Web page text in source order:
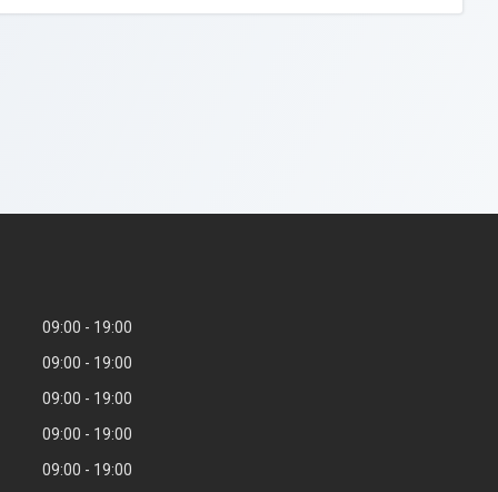
09:00
19:00
09:00
19:00
09:00
19:00
09:00
19:00
09:00
19:00